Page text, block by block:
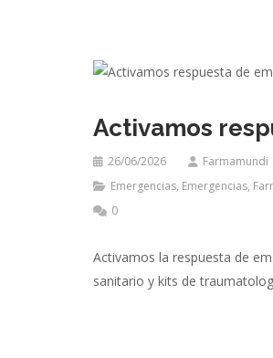
Activamos
26/06/2026
Farmamundi
Emergencias, Emergencias,
0
Activamos la respuesta de
sanitario y kits de